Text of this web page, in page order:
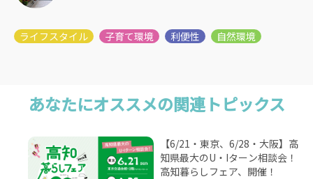
あなたにオススメの関連トピックス
【6/21・東京、6/28・大阪】高
知県最大のU・Iターン相談会！
高知暮らしフェア、開催！